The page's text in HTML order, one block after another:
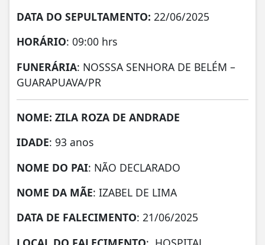
DATA DO SEPULTAMENTO: 22/06/2025
HORÁRIO: 09:00 hrs
FUNERÁRIA: NOSSSA SENHORA DE BELÉM –
GUARAPUAVA/PR
NOME: ZILA ROZA DE ANDRADE
IDADE: 93 anos
NOME DO PAI: NÃO DECLARADO
NOME DA MÃE: IZABEL DE LIMA
DATA DE FALECIMENTO: 21/06/2025